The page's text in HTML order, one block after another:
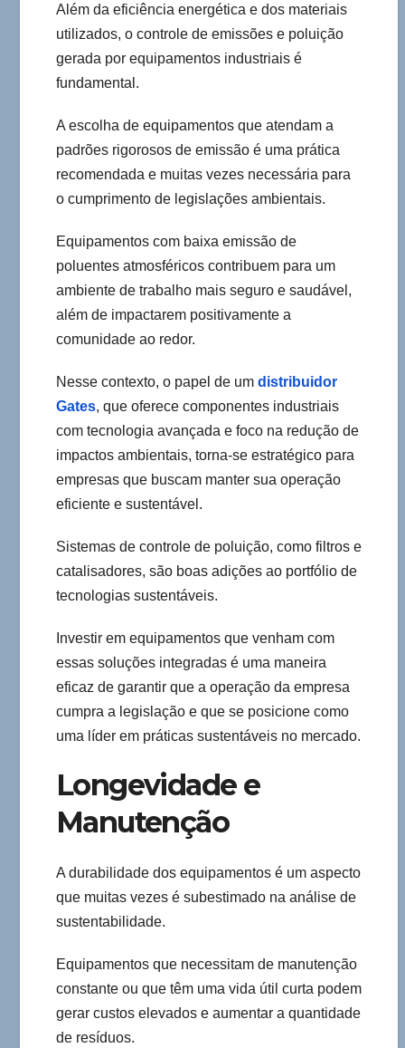
Além da eficiência energética e dos materiais
utilizados, o controle de emissões e poluição
gerada por equipamentos industriais é
fundamental.
A escolha de equipamentos que atendam a
padrões rigorosos de emissão é uma prática
recomendada e muitas vezes necessária para
o cumprimento de legislações ambientais.
Equipamentos com baixa emissão de
poluentes atmosféricos contribuem para um
ambiente de trabalho mais seguro e saudável,
além de impactarem positivamente a
comunidade ao redor.
Nesse contexto, o papel de um distribuidor
Gates, que oferece componentes industriais
com tecnologia avançada e foco na redução de
impactos ambientais, torna-se estratégico para
empresas que buscam manter sua operação
eficiente e sustentável.
Sistemas de controle de poluição, como filtros e
catalisadores, são boas adições ao portfólio de
tecnologias sustentáveis.
Investir em equipamentos que venham com
essas soluções integradas é uma maneira
eficaz de garantir que a operação da empresa
cumpra a legislação e que se posicione como
uma líder em práticas sustentáveis no mercado.
Longevidade e
Manutenção
A durabilidade dos equipamentos é um aspecto
que muitas vezes é subestimado na análise de
sustentabilidade.
Equipamentos que necessitam de manutenção
constante ou que têm uma vida útil curta podem
gerar custos elevados e aumentar a quantidade
de resíduos.